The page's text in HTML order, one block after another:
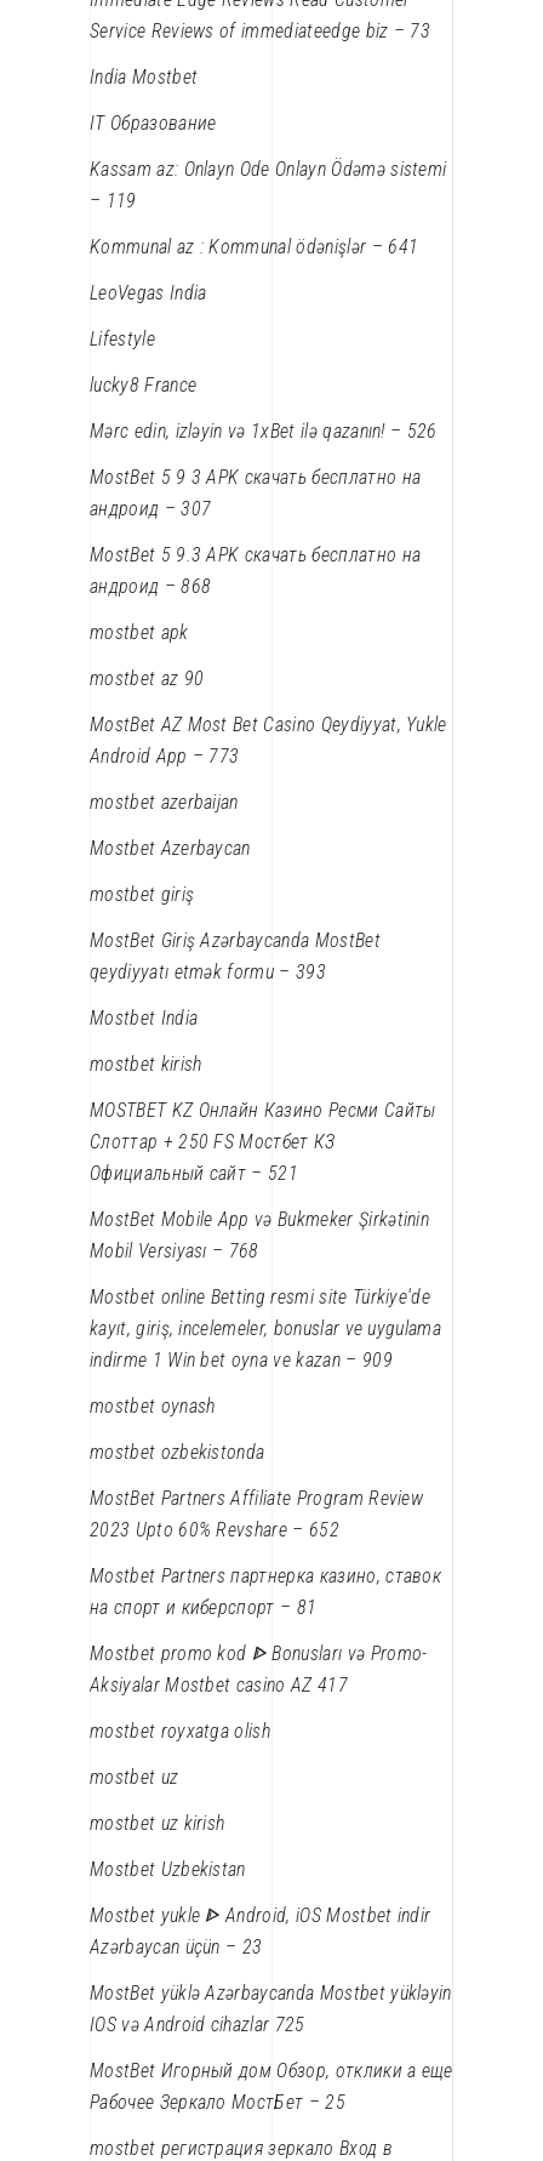
Service Reviews of immediateedge biz – 73
India Mostbet
IT Образование
Kassam az: Onlayn Ode Onlayn Ödəmə sistemi
– 119
Kommunal az : Kommunal ödənişlər – 641
LeoVegas India
Lifestyle
lucky8 France
Mərc edin, izləyin və 1xBet ilə qazanın! – 526
MostBet 5 9 3 APK скачать бесплатно на
андроид – 307
MostBet 5 9.3 APK скачать бесплатно на
андроид – 868
mostbet apk
mostbet az 90
MostBet AZ Most Bet Casino Qeydiyyat, Yukle
Android App – 773
mostbet azerbaijan
Mostbet Azerbaycan
mostbet giriş
MostBet Giriş Azərbaycanda MostBet
qeydiyyatı etmək formu – 393
Mostbet India
mostbet kirish
MOSTBET KZ Онлайн Казино Ресми Сайты
Слоттар + 250 FS Мостбет КЗ
Официальный сайт – 521
MostBet Mobile App və Bukmeker Şirkətinin
Mobil Versiyası – 768
Mostbet online Betting resmi site Türkiye'de
kayıt, giriş, incelemeler, bonuslar ve uygulama
indirme 1 Win bet oyna ve kazan – 909
mostbet oynash
mostbet ozbekistonda
MostBet Partners Affiliate Program Review
2023 Upto 60% Revshare – 652
Mostbet Partners партнерка казино, ставок
на спорт и киберспорт – 81
Mostbet promo kod ᐈ Bonusları və Promo-
Aksiyalar Mostbet casino AZ 417
mostbet royxatga olish
mostbet uz
mostbet uz kirish
Mostbet Uzbekistan
Mostbet yukle ᐈ Android, iOS Mostbet indir
Azərbaycan üçün – 23
MostBet yüklə Azərbaycanda Mostbet yükləyin
IOS və Android cihazlar 725
MostBet Игорный дом Обзор, отклики а еще
Рабочее Зеркало МостБет – 25
mostbet регистрация зеркало Вход в